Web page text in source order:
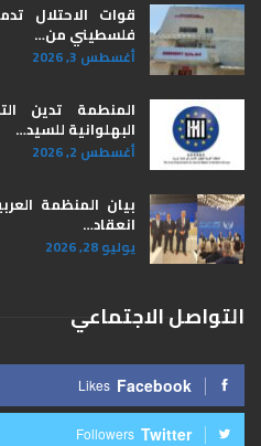
فلسطيني من…
أغسطس 3, 2026
المنطمة تدين
البهلوانية للسيد…
أغسطس 2, 2026
بيان المنظمة
انعقاد…
يوليو 28, 2026
التواصل الاجتماعي
Facebook
Likes
Twitter
Followers